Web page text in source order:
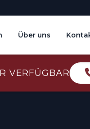
Über uns
VERFÜGBAR